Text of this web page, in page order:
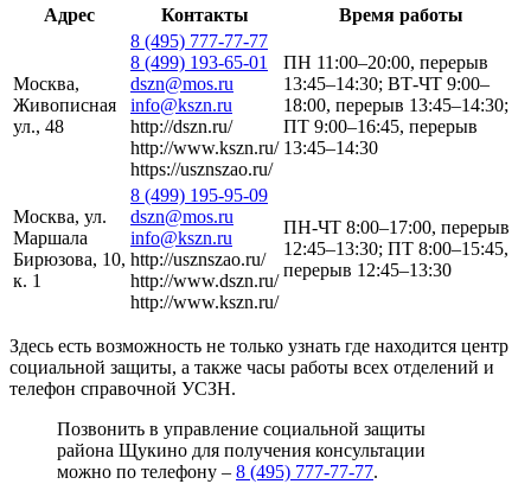
Адрес Контакты Время работы
Москва,
Живописная
ул., 48
8 (495) 777-77-77
8 (499) 193-65-01
dszn@mos.ru
info@kszn.ru
http://dszn.ru/
http://www.kszn.ru/
https://usznszao.ru/
ПН 11:00–20:00, перерыв
13:45–14:30; ВТ-ЧТ 9:00–
18:00, перерыв 13:45–14:30;
ПТ 9:00–16:45, перерыв
13:45–14:30
Москва, ул.
Маршала
Бирюзова, 10,
к. 1
8 (499) 195-95-09
dszn@mos.ru
info@kszn.ru
http://usznszao.ru/
http://www.dszn.ru/
http://www.kszn.ru/
ПН-ЧТ 8:00–17:00, перерыв
12:45–13:30; ПТ 8:00–15:45,
перерыв 12:45–13:30
Здесь есть возможность не только узнать где находится центр
социальной защиты, а также часы работы всех отделений и
телефон справочной УСЗН.
Позвонить в управление социальной защиты
района Щукино для получения консультации
можно по телефону – 8 (495) 777-77-77.